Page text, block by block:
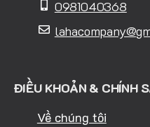
0981040368
ĐIỀU KHOẢN & CHÍNH
Về chúng tôi